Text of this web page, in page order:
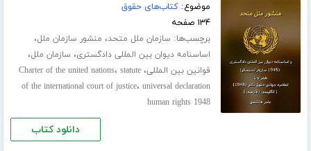
موضوع:کتاب‌های حقوق
۱۳۴ صفحه
برچسب‌ها: سازمان ملل متحد، منشور سازمان ملل،
اساسنامه دیوان بین المللی دادگستری، سازمان ملل،
قوانین بین المللی، Charter of the united nations، statute
of the international court of justice، universal declaration
human rights 1948
دانلود کتاب